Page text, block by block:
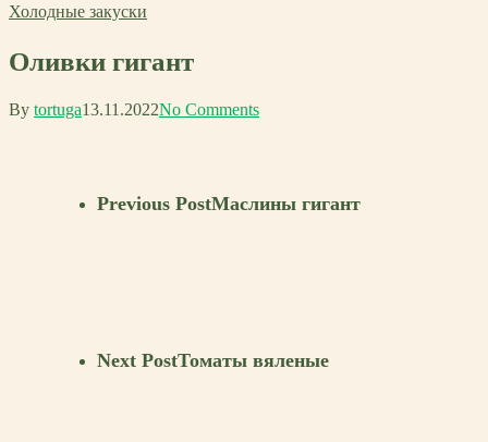
Холодные закуски
Оливки гигант
By tortuga13.11.2022No Comments
Previous PostМаслины гигант
Next PostТоматы вяленые